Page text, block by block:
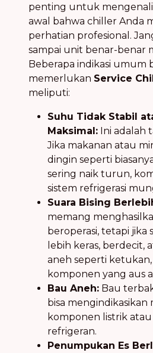
penting untuk
awal bahwa chiller Anda
perhatian profesional.
sampai unit benar-benar
Beberapa indikasi umum
memerlukan Service
meliputi:
Suhu Tidak Stabil
Maksimal: Ini adalah
Jika makanan atau
dingin seperti
sering naik turun,
sistem refrigerasi
Suara Bising
memang
beroperasi, tetapi jika
lebih keras, berdecit,
aneh seperti ketukan,
komponen yang aus
Bau Aneh: Bau
bisa mengindikasikan
komponen listrik
refrigeran.
Penumpukan Es